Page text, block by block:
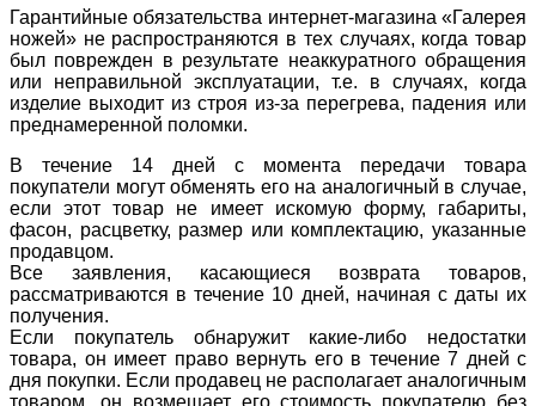
Гарантийные обязательства интернет-магазина «Галерея
ножей» не распространяются в тех случаях, когда товар
был поврежден в результате неаккуратного обращения
или неправильной эксплуатации, т.е. в случаях, когда
изделие выходит из строя из-за перегрева, падения или
преднамеренной поломки.
В течение 14 дней с момента передачи товара
покупатели могут обменять его на аналогичный в случае,
если этот товар не имеет искомую форму, габариты,
фасон, расцветку, размер или комплектацию, указанные
продавцом.
Все заявления, касающиеся возврата товаров,
рассматриваются в течение 10 дней, начиная с даты их
получения.
Если покупатель обнаружит какие-либо недостатки
товара, он имеет право вернуть его в течение 7 дней с
дня покупки. Если продавец не располагает аналогичным
товаром, он возмещает его стоимость покупателю без